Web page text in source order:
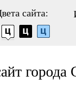
сайта:
города